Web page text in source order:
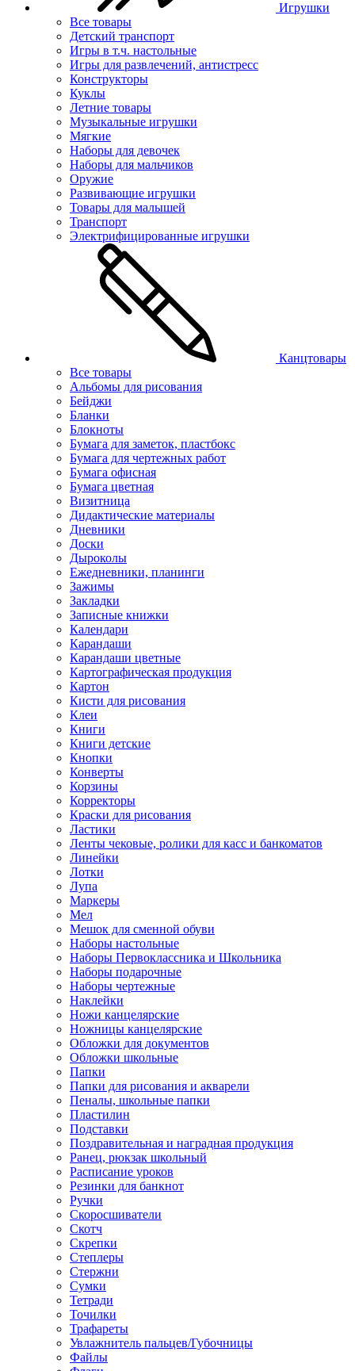
Игрушки
Все товары
Детский транспорт
Игры в т.ч. настольные
Игры для развлечений, антистресс
Конструкторы
Куклы
Летние товары
Музыкальные игрушки
Мягкие
Наборы для девочек
Наборы для мальчиков
Оружие
Развивающие игрушки
Товары для малышей
Транспорт
Электрифицированные игрушки
Канцтовары
Все товары
Альбомы для рисования
Бейджи
Бланки
Блокноты
Бумага для заметок, пластбокс
Бумага для чертежных работ
Бумага офисная
Бумага цветная
Визитница
Дидактические материалы
Дневники
Доски
Дыроколы
Ежедневники, планинги
Зажимы
Закладки
Записные книжки
Календари
Карандаши
Карандаши цветные
Картографическая продукция
Картон
Кисти для рисования
Клеи
Книги
Книги детские
Кнопки
Конверты
Корзины
Корректоры
Краски для рисования
Ластики
Ленты чековые, ролики для касс и банкоматов
Линейки
Лотки
Лупа
Маркеры
Мел
Мешок для сменной обуви
Наборы настольные
Наборы Первоклассника и Школьника
Наборы подарочные
Наборы чертежные
Наклейки
Ножи канцелярские
Ножницы канцелярские
Обложки для документов
Обложки школьные
Папки
Папки для рисования и акварели
Пеналы, школьные папки
Пластилин
Подставки
Поздравительная и наградная продукция
Ранец, рюкзак школьный
Расписание уроков
Резинки для банкнот
Ручки
Скоросшиватели
Скотч
Скрепки
Степлеры
Стержни
Сумки
Тетради
Точилки
Трафареты
Увлажнитель пальцев/Губочницы
Файлы